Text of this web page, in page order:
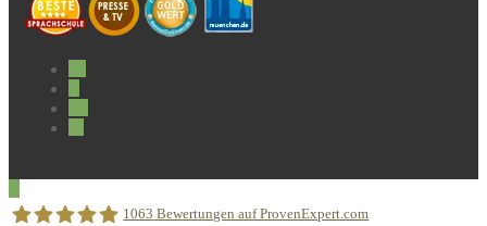
1063 Bewertungen auf ProvenExpert.com